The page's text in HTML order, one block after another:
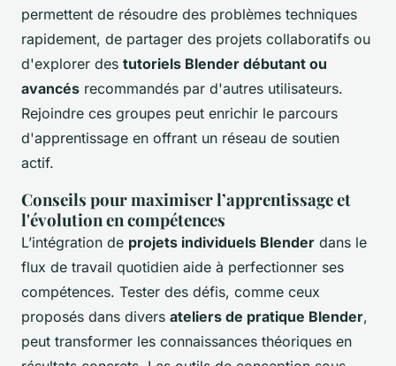
permettent de résoudre des problèmes techniques
rapidement, de partager des projets collaboratifs ou
d'explorer des tutoriels Blender débutant ou
avancés recommandés par d'autres utilisateurs.
Rejoindre ces groupes peut enrichir le parcours
d'apprentissage en offrant un réseau de soutien
actif.
Conseils pour maximiser l’apprentissage et
l'évolution en compétences
L’intégration de projets individuels Blender dans le
flux de travail quotidien aide à perfectionner ses
compétences. Tester des défis, comme ceux
proposés dans divers ateliers de pratique Blender,
peut transformer les connaissances théoriques en